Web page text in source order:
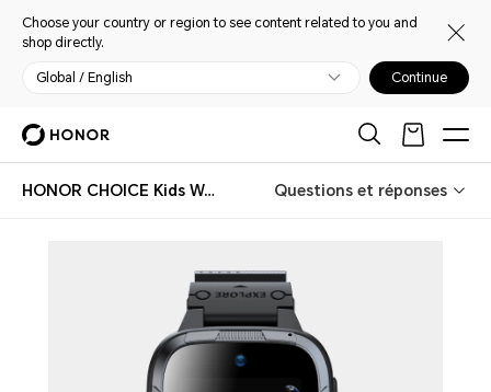
Choose your country or region to see content related to you and
shop directly.
Global / English Continue
HONOR CHOICE Kids Watch Plus Questions et réponses